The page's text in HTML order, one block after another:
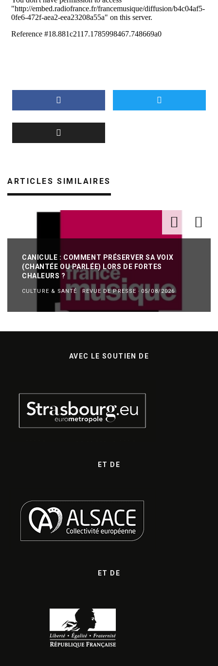
ARTICLES SIMILAIRES
CANICULE : COMMENT PRÉSERVER SA VOIX
(CHANTÉE OU PARLÉE) LORS DE FORTES
CHALEURS ?
CULTURE & SANTÉ REVUE DE PRESSE · 05/08/2026
AVEC LE SOUTIEN DE
ET DE
ET DE